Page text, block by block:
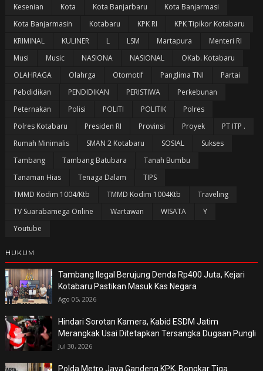
Kesenian
Kota Kota Banjarbaru
Kota Banjarmasi
Kota Banjarmasin
Kotabaru KPK RI
KPK Tipikor Kotabaru
KRIMINAL
KULINER L LSM Martapura
Menteri RI
Musi
Music NASIONA NASIONAL
OKab. Kotabaru
OLAHRAGA
Olahrga Otomotif Panglima TNI
Partai
Pebdidikan
PENDIDIKAN PERISTIWA
Perkebunan
Peternakan
Polisi POLITI POLITIK
Polres
Polres Kotabaru
Presiden RI Provinsi Proyek
PT ITP .
Rumah Minimalis
SMAN 2 Kotabaru SOSIAL
Sukses
Tambang
Tambang Batubara
Tanah Bumbu
Tanaman Hias
Tenaga Dalam
TIPS
TMMD Kodim 1004/Ktb
TMMD Kodim 1004Ktb
Traveling
TV Suarabamega Online
Wartawan WISATA
Y
Youtube
HUKUM
Tambang Ilegal Berujung Denda Rp400 Juta, Kejari
Kotabaru Pastikan Masuk Kas Negara
Ago 05, 2026
Hindari Sorotan Kamera, Kabid ESDM Jatim
Merangkak Usai Ditetapkan Tersangka Dugaan Pungli
Jul 30, 2026
Polda Metro Jaya Gandeng KPK, Bongkar Tiga